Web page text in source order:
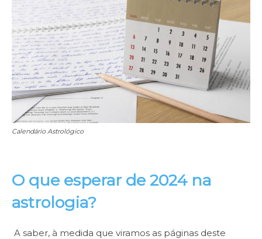
Calendário Astrológico
O que esperar de 2024 na
astrologia?
A saber, à medida que viramos as páginas deste